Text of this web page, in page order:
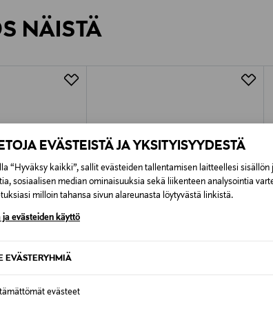
EVÄSTEISTÄ JA YKSITYISYYDESTÄ
“Hyväksy kaikki”, sallit evästeiden tallentamisen laitteellesi sisällön
sosiaalisen median ominaisuuksia sekä liikenteen analysointia
milloin tahansa sivun alareunasta löytyvästä linkistä.
ja evästeiden käyttö
EVÄSTERYHMIÄ
evästeet
Alk. 6,90 €, kun toimitus
NÄISTÄ